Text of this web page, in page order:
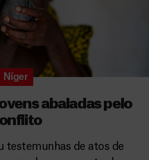
Níger
abaladas pelo
testemunhas de atos de
r